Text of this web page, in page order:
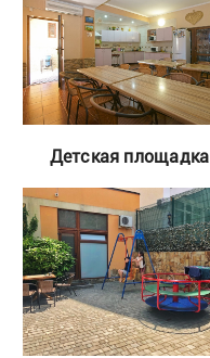
Детская площадка